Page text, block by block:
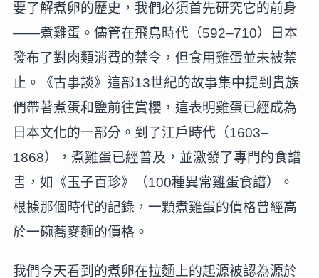
要了解煮卵的歷史，我們必須首先研究它的前身
——煮雞蛋。儘管在飛鳥時代（592–710）日本
發布了對肉類消費的禁令，但食用雞蛋並未被禁
止。《古事談》這部13世紀的故事集中提到貴族
們帶著煮蛋和鹽前往賞櫻，這表明雞蛋已經成為
日本文化的一部分。到了江戶時代（1603–
1868），煮雞蛋已經普及，並激發了專門的食譜
書，如《玉子百珍》（100種異常雞蛋食譜）。
根據那個時代的記錄，一顆煮雞蛋的價格曾經高
於一碗蕎麥麵的價格。
我們今天看到的煮卵在拉麵上的起源被認為源於